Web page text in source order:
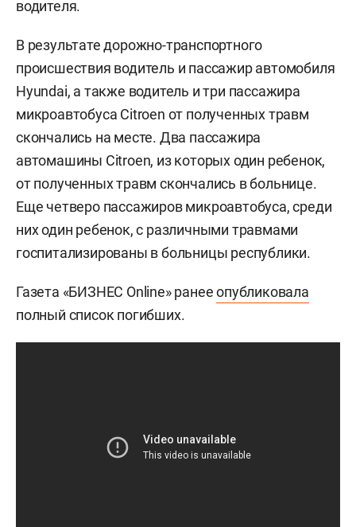
водителя.
В результате дорожно-транспортного
происшествия водитель и пассажир автомобиля
Hyundai, а также водитель и три пассажира
микроавтобуса Citroen от полученных травм
скончались на месте. Два пассажира
автомашины Citroen, из которых один ребенок,
от полученных травм скончались в больнице.
Еще четверо пассажиров микроавтобуса, среди
них один ребенок, с различными травмами
госпитализированы в больницы республики.
Газета «БИЗНЕС Online» ранееопубликовала
полный список погибших.